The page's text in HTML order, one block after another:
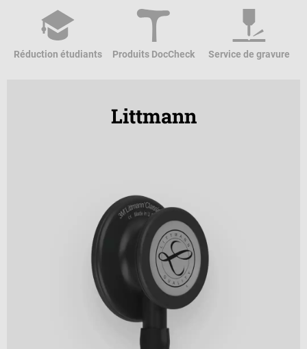
Réduction étudiants Produits DocCheck Service de gravure
Littmann